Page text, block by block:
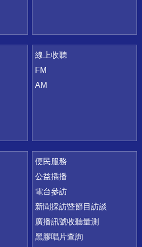
線上收聽
FM
AM
便民服務
公益插播
電台參訪
新聞採訪暨節目訪談
廣播訊號收聽量測
黑膠唱片查詢